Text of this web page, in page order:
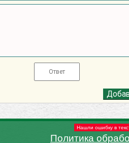
Нашли ошибку в
Политика